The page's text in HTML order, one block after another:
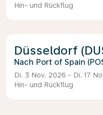
Hin- und Rückflug
Düsseldorf
Port of Spain
Di. 3 Nov. 2026 - Di. 17
Hin- und Rückflug